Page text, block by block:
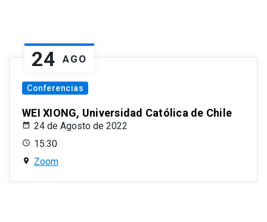
24 AGO
Conferencias
WEI XIONG, Universidad Católica de Chile
24 de Agosto de 2022
15:30
Zoom